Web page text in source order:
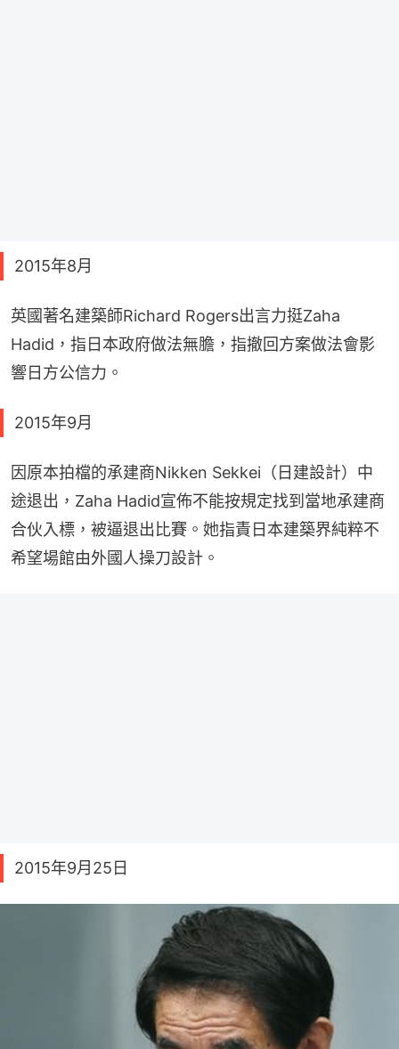
2015年8月
英國著名建築師Richard Rogers出言力挺Zaha
Hadid，指日本政府做法無膽，指撤回方案做法會影
響日方公信力。
2015年9月
因原本拍檔的承建商Nikken Sekkei（日建設計）中
途退出，Zaha Hadid宣佈不能按規定找到當地承建商
合伙入標，被逼退出比賽。她指責日本建築界純粹不
希望場館由外國人操刀設計。
2015年9月25日